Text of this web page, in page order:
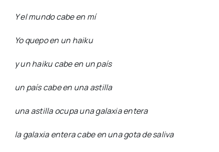
Y el mundo cabe en mí
Yo quepo en un haiku
y un haiku cabe en un país
un país cabe en una astilla
una astilla ocupa una galaxia entera
la galaxia entera cabe en una gota de saliva